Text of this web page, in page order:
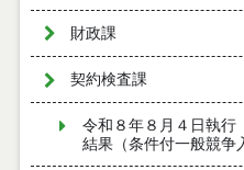
財政課
契約検査課
令和８年８月４日執
結果（条件付一般競争